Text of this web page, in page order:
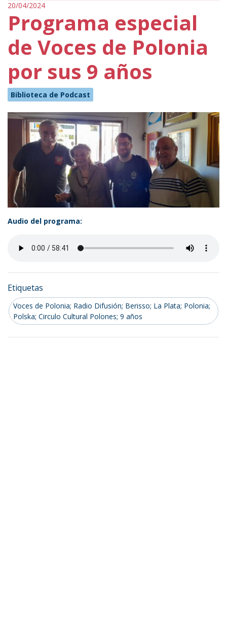
20/04/2024
Programa especial
de Voces de Polonia
por sus 9 años
Biblioteca de Podcast
Audio del programa:
Etiquetas
Voces de Polonia; Radio Difusión; Berisso; La Plata; Polonia;
Polska; Circulo Cultural Polones; 9 años